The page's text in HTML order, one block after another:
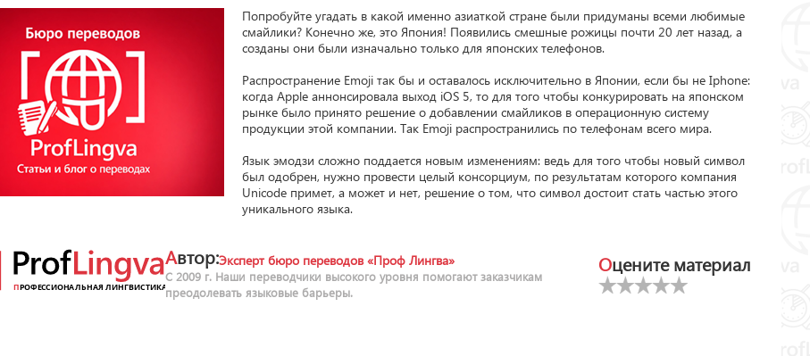
Попробуйте угадать в какой именно азиаткой стране были придуманы всеми любимые
смайлики? Конечно же, это Япония! Появились смешные рожицы почти 20 лет назад, а
созданы они были изначально только для японских телефонов.
Распространение Emoji так бы и оставалось исключительно в Японии, если бы не Iphone:
когда Apple аннонсировала выход iOS 5, то для того чтобы конкурировать на японском
рынке было принято решение о добавлении смайликов в операционную систему
продукции этой компании. Так Emoji распространились по телефонам всего мира.
Язык эмодзи сложно поддается новым изменениям: ведь для того чтобы новый символ
был одобрен, нужно провести целый консорциум, по результатам которого компания
Unicode примет, а может и нет, решение о том, что символ достоит стать частью этого
уникального языка.
Автор:Эксперт бюро переводов «Проф Лингва»
С 2009 г. Наши переводчики высокого уровня помогают заказчикам
преодолевать языковые барьеры.
Оцените материал